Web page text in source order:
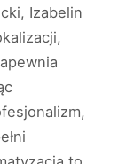
Izabelin